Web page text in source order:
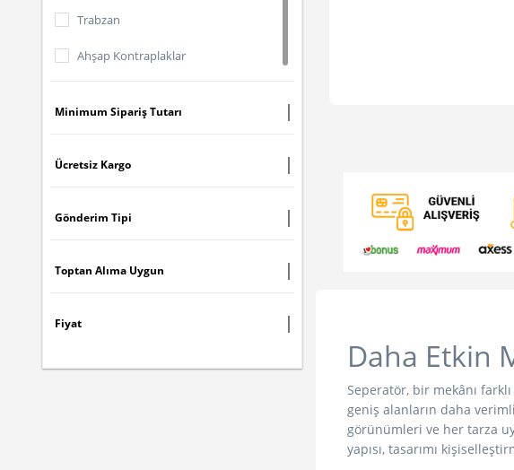
Trabzan
Ahşap Kontraplaklar
Minimum Sipariş Tutarı
Ücretsiz Kargo
Gönderim Tipi
Toptan Alıma Uygun
Fiyat
Daha Etkin
Seperatör, bir mekânı
geniş alanların daha
görünümleri ve her tarza
yapısı, tasarımı